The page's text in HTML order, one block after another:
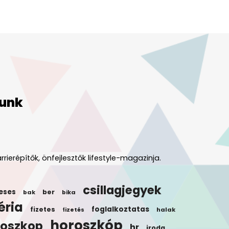
önfejlesztők lifestyle-magazinja.
bak ber bika csillagjegyek
fizetes fizetés foglalkoztatas halak
horoszkóp